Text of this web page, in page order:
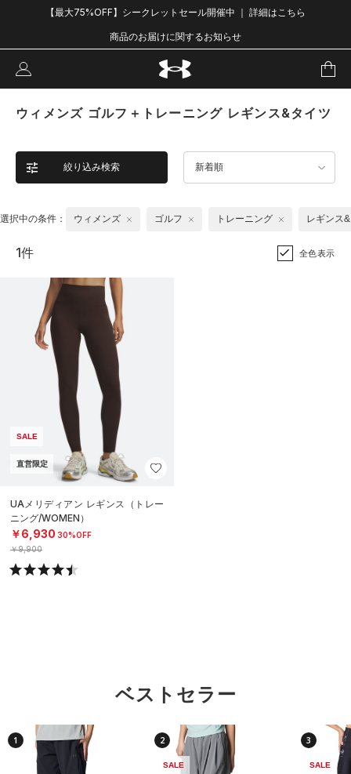
【最大75%OFF】シークレットセール開催中 ｜ 詳細はこちら
商品のお届けに関するお知らせ
ウィメンズ ゴルフ＋トレーニング レギンス&タイツ
絞り込み検索 新着順
選択中の条件： ウィメンズ ゴルフ トレーニング レギンス
1件 全色表示
SALE
直営限定
UAメリディアン レギンス（トレー
ニング/WOMEN）
￥6,930 30%OFF
￥9,900
ベストセラー
1 2
SALE
3
SALE